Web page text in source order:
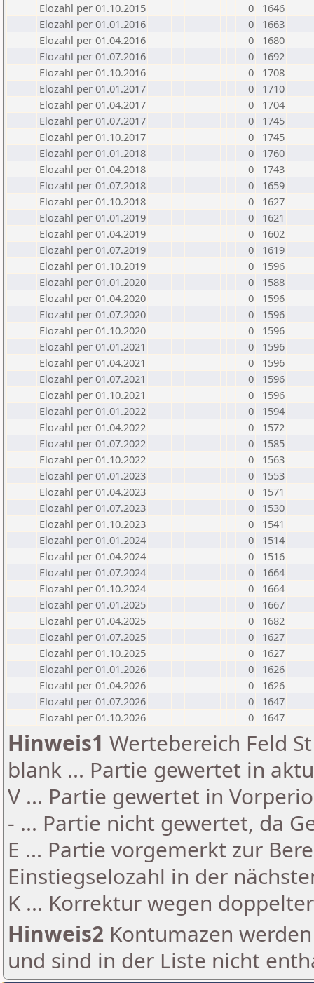
Elozahl per 01.10.2015
0
1646
Elozahl per 01.01.2016
0
1663
Elozahl per 01.04.2016
0
1680
Elozahl per 01.07.2016
0
1692
Elozahl per 01.10.2016
0
1708
Elozahl per 01.01.2017
0
1710
Elozahl per 01.04.2017
0
1704
Elozahl per 01.07.2017
0
1745
Elozahl per 01.10.2017
0
1745
Elozahl per 01.01.2018
0
1760
Elozahl per 01.04.2018
0
1743
Elozahl per 01.07.2018
0
1659
Elozahl per 01.10.2018
0
1627
Elozahl per 01.01.2019
0
1621
Elozahl per 01.04.2019
0
1602
Elozahl per 01.07.2019
0
1619
Elozahl per 01.10.2019
0
1596
Elozahl per 01.01.2020
0
1588
Elozahl per 01.04.2020
0
1596
Elozahl per 01.07.2020
0
1596
Elozahl per 01.10.2020
0
1596
Elozahl per 01.01.2021
0
1596
Elozahl per 01.04.2021
0
1596
Elozahl per 01.07.2021
0
1596
Elozahl per 01.10.2021
0
1596
Elozahl per 01.01.2022
0
1594
Elozahl per 01.04.2022
0
1572
Elozahl per 01.07.2022
0
1585
Elozahl per 01.10.2022
0
1563
Elozahl per 01.01.2023
0
1553
Elozahl per 01.04.2023
0
1571
Elozahl per 01.07.2023
0
1530
Elozahl per 01.10.2023
0
1541
Elozahl per 01.01.2024
0
1514
Elozahl per 01.04.2024
0
1516
Elozahl per 01.07.2024
0
1664
Elozahl per 01.10.2024
0
1664
Elozahl per 01.01.2025
0
1667
Elozahl per 01.04.2025
0
1682
Elozahl per 01.07.2025
0
1627
Elozahl per 01.10.2025
0
1627
Elozahl per 01.01.2026
0
1626
Elozahl per 01.04.2026
0
1626
Elozahl per 01.07.2026
0
1647
Elozahl per 01.10.2026
0 1647
Hinweis1 Wertebereich Feld
blank ... Partie gewertet in
V ... Partie gewertet in
- ... Partie nicht gewertet, da
E ... Partie vorgemerkt zur
Einstiegselozahl in der
K ... Korrektur wegen
Hinweis2 Kontumazen
und sind in der Liste nicht